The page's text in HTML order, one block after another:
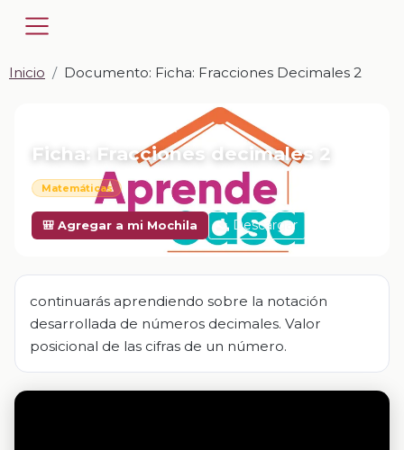
Inicio Documento: Ficha: Fracciones Decimales 2
📎 DOCUMENTO · DOCX
Ficha: Fracciones decimales 2
Matemáticas
🎒 Agregar a mi Mochila Descargar
continuarás aprendiendo sobre la notación
desarrollada de números decimales. Valor
posicional de las cifras de un número.